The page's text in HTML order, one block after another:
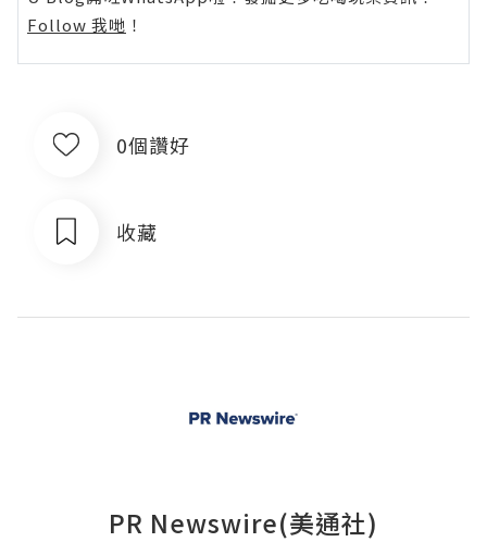
Follow 我哋 ！
0個讚好
收藏
PR Newswire(美通社)